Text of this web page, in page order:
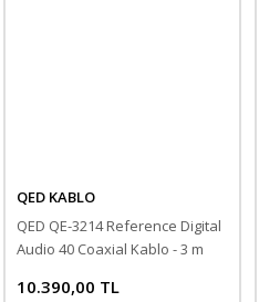
QED KABLO
QED QE-3214 Reference Digital
Audio 40 Coaxial Kablo - 3 m
10.390,00 TL